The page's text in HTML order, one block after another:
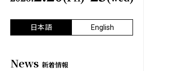
日本語 English
News 新着情報